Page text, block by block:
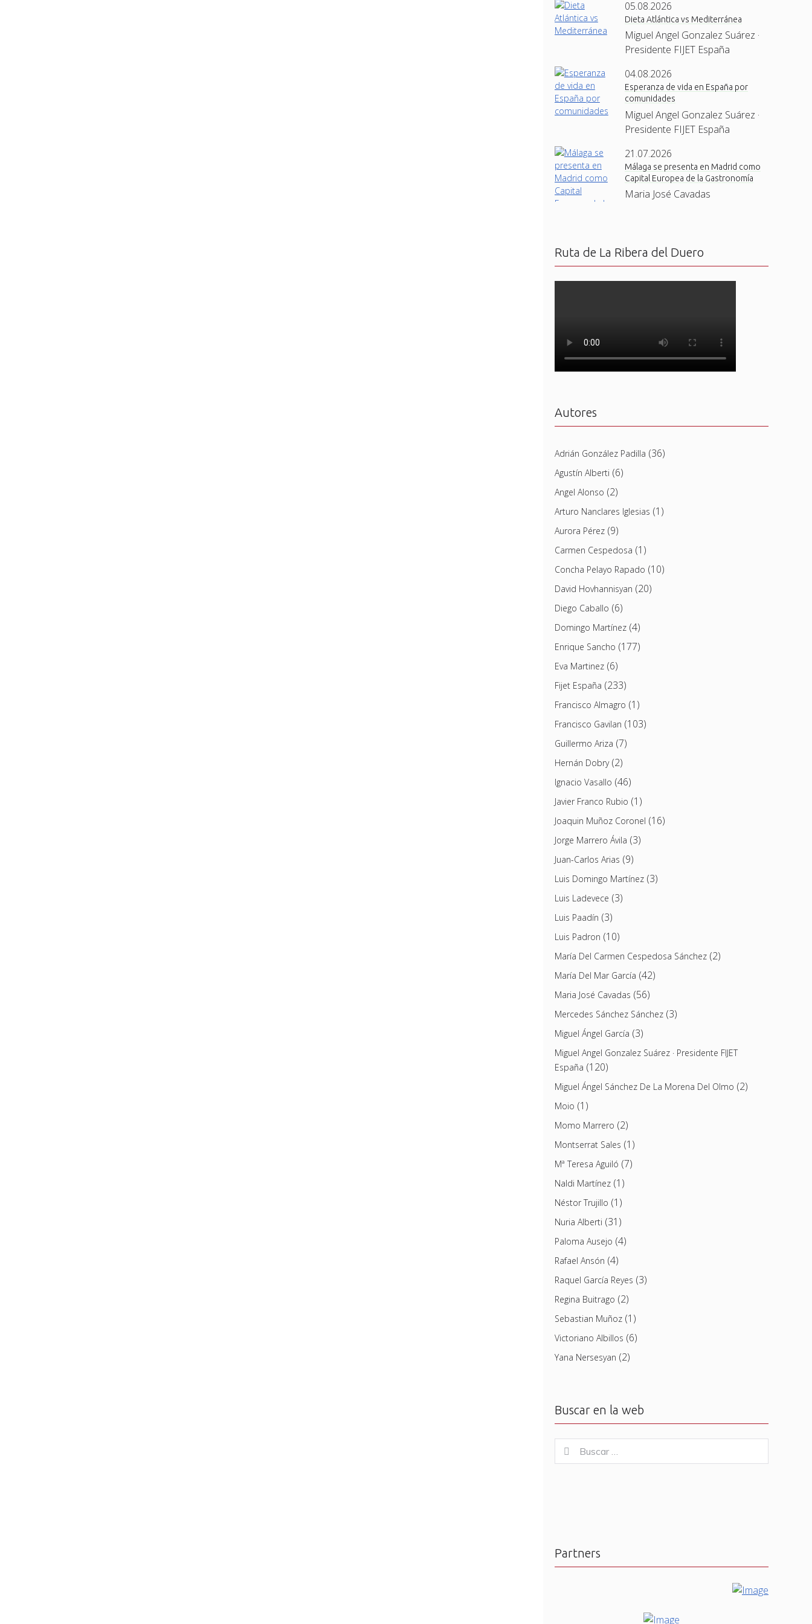
05.08.2026
Dieta Atlántica vs Mediterránea
Miguel Angel Gonzalez Suárez ·
Presidente FIJET España
04.08.2026
Esperanza de vida en España por
comunidades
Miguel Angel Gonzalez Suárez ·
Presidente FIJET España
21.07.2026
Málaga se presenta en Madrid como
Capital Europea de la Gastronomía
Maria José Cavadas
Ruta de La Ribera del Duero
Autores
Adrián González Padilla (36)
Agustín Alberti (6)
Angel Alonso (2)
Arturo Nanclares Iglesias (1)
Aurora Pérez(9)
Carmen Cespedosa (1)
Concha Pelayo Rapado (10)
David Hovhannisyan (20)
Diego Caballo (6)
Domingo Martínez(4)
Enrique Sancho (177)
Eva Martinez(6)
Fijet España (233)
Francisco Almagro (1)
Francisco Gavilan (103)
Guillermo Ariza (7)
Hernán Dobry(2)
Ignacio Vasallo (46)
Javier Franco Rubio (1)
Joaquin Muñoz Coronel (16)
Jorge Marrero Ávila (3)
Juan-Carlos Arias (9)
Luis Domingo Martínez(3)
Luis Ladevece (3)
Luis Paadín (3)
Luis Padron (10)
María Del Carmen Cespedosa Sánchez(2)
María Del Mar García (42)
Maria José Cavadas (56)
Mercedes Sánchez Sánchez(3)
Miguel Ángel García (3)
Miguel Angel Gonzalez Suárez · Presidente FIJET
España (120)
Miguel Ángel Sánchez De La Morena Del Olmo (2)
Moio (1)
Momo Marrero (2)
Montserrat Sales (1)
Mª Teresa Aguiló (7)
Naldi Martínez(1)
Néstor Trujillo (1)
Nuria Alberti (31)
Paloma Ausejo (4)
Rafael Ansón (4)
Raquel García Reyes (3)
Regina Buitrago (2)
Sebastian Muñoz(1)
Victoriano Albillos (6)
Yana Nersesyan (2)
Buscar en la web
for:
Buscar
Partners